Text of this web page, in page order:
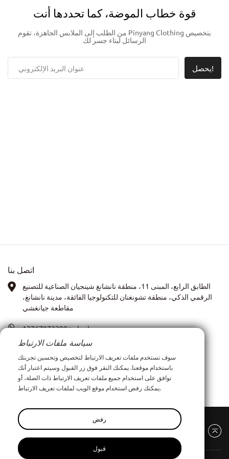
قوة خطاب الموضة، كما تحددها أنت
من الطلب إلى الملابس الجاهزة، تقوم Pinyang Clothing بتخصيص
الرسائل لبناء جسر لك
يحصل!
اتصل بنا
الطابق الرابع، المبنى 11، منطقة نانشانغ شينجيان الصناعية للتصنيع
الرقمي الذكي، منطقة تشونغنان للتكنولوجيا الفائقة، مدينة نانشانغ،
مقاطعة جيانغشي
واتساب:13767972399
صورة: آنا شيا
البريد الإلكتروني:xiay0707i@outlook.com
سياسة ملفات الارتباط
سوف نستخدم ملفات تعريف الارتباط لتخصيص وتحسين تجربتك
باستخدام موقعنا. يمكنك النقر فوق زر القبول وسيتم اعتبار أنك
توافق على استخدام جميع ملفات تعريف الارتباط ذات الصلة، أو
يمكنك رفض استخدام موقع الويب لملفات تعريف الارتباط.
رفض
قبول